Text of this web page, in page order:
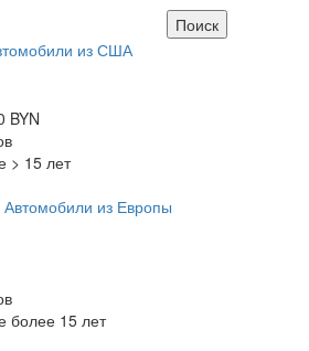
из США
BYN
> 15 лет
Автомобили из Европы
более 15 лет